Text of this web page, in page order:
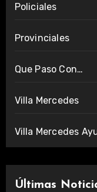
Policiales
Provinciales
Que Paso Con…
Villa Mercedes
Villa Mercedes
Últimas